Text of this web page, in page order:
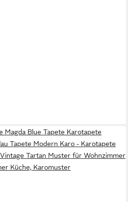
Magda Blue Tapete Karotapete
Tapete Modern Karo - Karotapete
Tartan Muster für Wohnzimmer
Küche, Karomuster